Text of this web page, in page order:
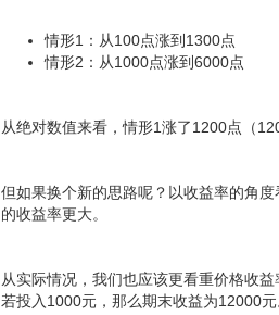
情形1：从100点涨到1300点
情形2：从1000点涨到6000点
从绝对数值来看，情形1涨了1200点（
但如果换个新的思路呢？以收益率的角
的收益率更大。
从实际情况，我们也应该更看重价格收
若投入1000元，那么期末收益为12000